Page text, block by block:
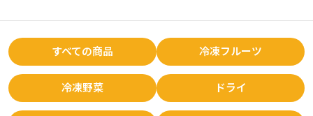
すべての商品 冷凍フルーツ
冷凍野菜 ドライ